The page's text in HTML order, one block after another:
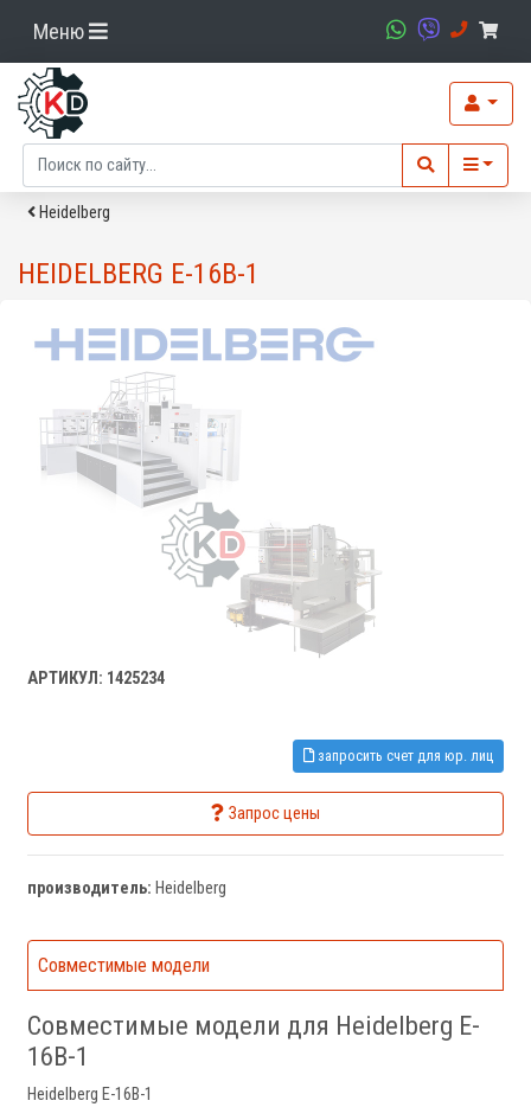
Меню
Heidelberg
HEIDELBERG E-16B-1
АРТИКУЛ: 1425234
запросить счет для юр. лиц
Запрос цены
производитель: Heidelberg
Совместимые модели
Совместимые модели для Heidelberg E-
16B-1
Heidelberg E-16B-1